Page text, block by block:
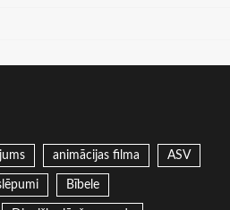
animācijas filma ASV
Bībele